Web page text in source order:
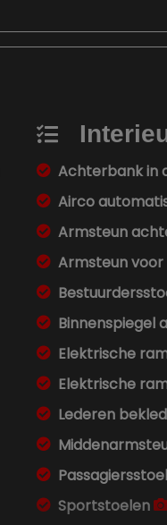
Achterbank in
Airco
Armsteun
Armsteun voor
Binnenspiegel
Elektrische
Elektrische
Lederen
Sportstoelen